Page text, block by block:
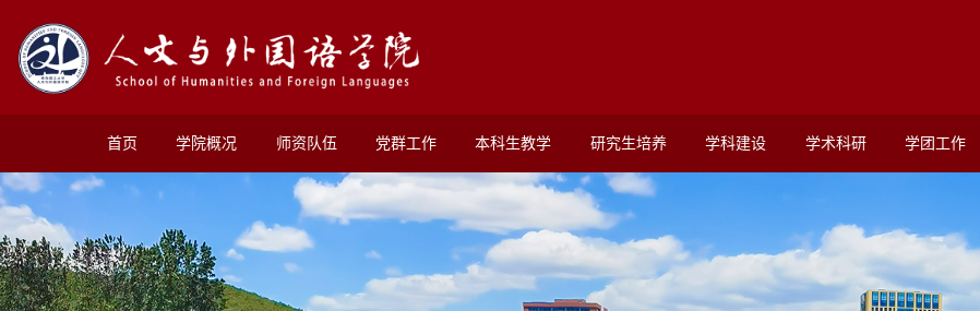
首页 学院概况 师资队伍 党群工作 本科生教学 研究生培养 学科建设 学术科研 学团工作